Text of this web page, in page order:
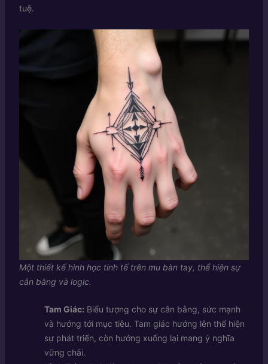
tuệ.
Một thiết kế hình học tinh tế trên mu bàn tay, thể hiện sự
cân bằng và logic.
Tam Giác: Biểu tượng cho sự cân bằng, sức mạnh
và hướng tới mục tiêu. Tam giác hướng lên thể hiện
sự phát triển, còn hướng xuống lại mang ý nghĩa
vững chãi.